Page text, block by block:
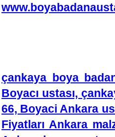
çankaya boya
Boyacı ustası,
66, Boyaci Ankara
Fiyatları Ankara